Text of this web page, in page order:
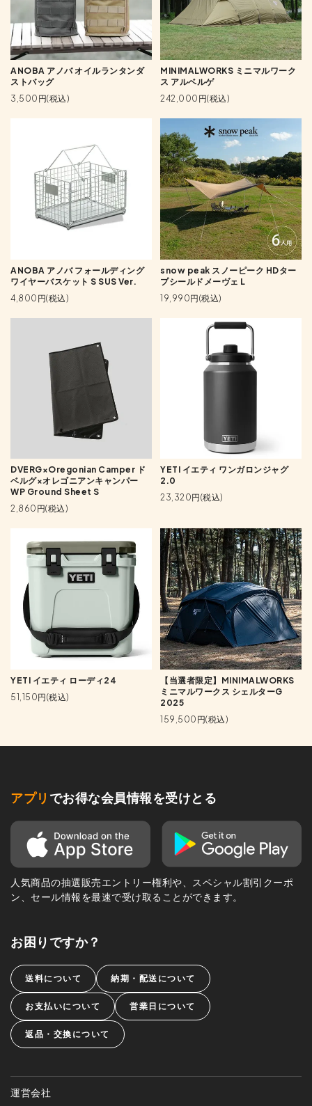
ANOBA アノバ オイルランタンダ
ストバッグ
3,500円(税込)
MINIMALWORKS ミニマルワーク
ス アルベルゲ
242,000円(税込)
ANOBA アノバ フォールディング
ワイヤーバスケット S SUS Ver.
4,800円(税込)
snow peak スノーピーク HDター
プシールドメーヴェ L
19,990円(税込)
DVERG×Oregonian Camper ド
ベルグ×オレゴニアンキャンパー
WP Ground Sheet S
2,860円(税込)
YETI イエティ ワンガロンジャグ
2.0
23,320円(税込)
YETI イエティ ローディ24
51,150円(税込)
【当選者限定】MINIMALWORKS
ミニマルワークス シェルターG
2025
159,500円(税込)
アプリ でお得な会員情報を受けとる
人気商品の抽選販売エントリー権利や、スペシャル割引クーポ
ン、セール情報を最速で受け取ることができます。
お困りですか？
送料について 納期・配送について
お支払いについて 営業日について
返品・交換について
運営会社